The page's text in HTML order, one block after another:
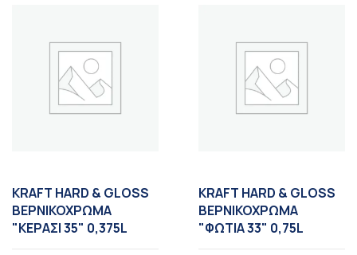
KRAFT HARD & GLOSS
ΒΕΡΝΙΚΟΧΡΩΜΑ
"ΚΕΡΑΣΙ 35" 0,375L
KRAFT HARD & GLOSS
ΒΕΡΝΙΚΟΧΡΩΜΑ
"ΦΩΤΙΑ 33" 0,75L